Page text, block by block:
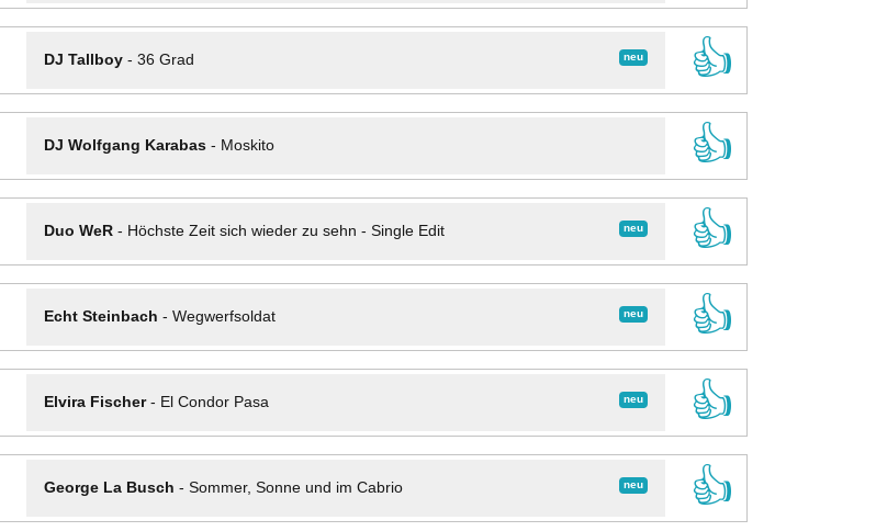
neu
DJ Tallboy- 36 Grad
👍
DJ Wolfgang Karabas- Moskito
👍
neu
Duo WeR- Höchste Zeit sich wieder zu sehn - Single Edit
👍
neu
Echt Steinbach - Wegwerfsoldat
👍
neu
Elvira Fischer- El Condor Pasa
👍
neu
George La Busch - Sommer, Sonne und im Cabrio
👍